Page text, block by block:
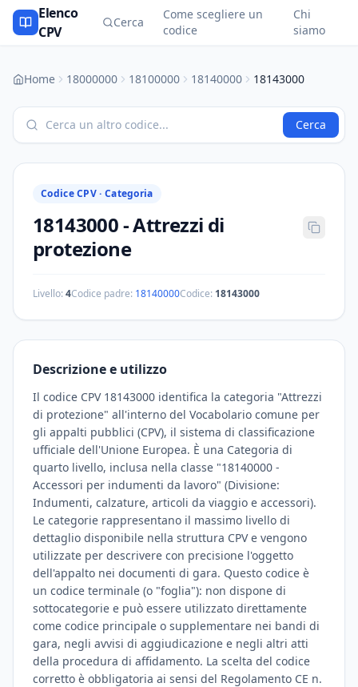
Elenco
CPV
Cerca
Come scegliere un
codice
Chi
siamo
Home 18000000 18100000 18140000 18143000
Cerca
Codice CPV · Categoria
18143000-Attrezzi di
protezione
Livello:4Codice padre: 18140000Codice: 18143000
Descrizione e utilizzo
Il codice CPV 18143000 identifica la categoria "Attrezzi
di protezione" all'interno del Vocabolario comune per
gli appalti pubblici (CPV), il sistema di classificazione
ufficiale dell'Unione Europea. È una Categoria di
quarto livello, inclusa nella classe "18140000 -
Accessori per indumenti da lavoro" (Divisione:
Indumenti, calzature, articoli da viaggio e accessori).
Le categorie rappresentano il massimo livello di
dettaglio disponibile nella struttura CPV e vengono
utilizzate per descrivere con precisione l'oggetto
dell'appalto nei documenti di gara. Questo codice è
un codice terminale (o "foglia"): non dispone di
sottocategorie e può essere utilizzato direttamente
come codice principale o supplementare nei bandi di
gara, negli avvisi di aggiudicazione e negli altri atti
della procedura di affidamento. La scelta del codice
corretto è obbligatoria ai sensi del Regolamento CE n.